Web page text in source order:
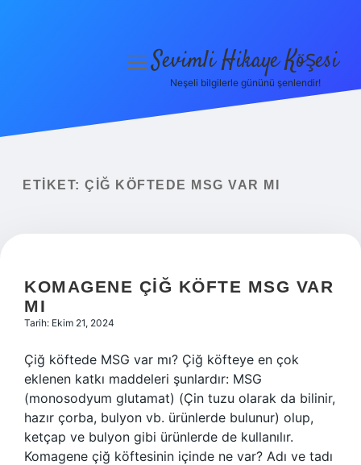
Yasal Uyarı
menüyüSevimli Hikaye Köşesi
Neşeli bilgilerle gününü şenlendir!
ETIKET: ÇIĞ KÖFTEDE MSG VAR MI
KOMAGENE ÇIĞ KÖFTE MSG VAR
MI
Tarih: Ekim 21, 2024
Çiğ köftede MSG var mı? Çiğ köfteye en çok
eklenen katkı maddeleri şunlardır: MSG
(monosodyum glutamat) (Çin tuzu olarak da bilinir,
hazır çorba, bulyon vb. ürünlerde bulunur) olup,
ketçap ve bulyon gibi ürünlerde de kullanılır.
Komagene çiğ köftesinin içinde ne var? Adı ve tadı